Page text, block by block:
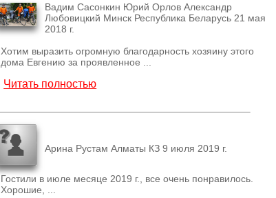
Вадим Сасонкин Юрий Орлов Александр
Любовицкий Минск Республика Беларусь 21 мая
2018 г.
Хотим выразить огромную благодарность хозяину этого
дома Евгению за проявленное ...
Читать полностью
Арина Рустам Алматы КЗ 9 июля 2019 г.
Гостили в июле месяце 2019 г., все очень понравилось.
Хорошие, ...